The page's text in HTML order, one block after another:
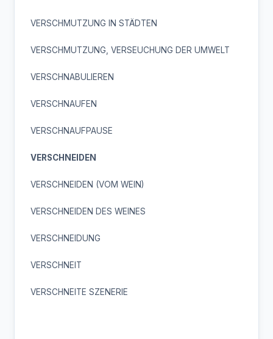
VERSCHMUTZUNG IN STÄDTEN
VERSCHMUTZUNG, VERSEUCHUNG DER UMWELT
VERSCHNABULIEREN
VERSCHNAUFEN
VERSCHNAUFPAUSE
VERSCHNEIDEN
VERSCHNEIDEN (VOM WEIN)
VERSCHNEIDEN DES WEINES
VERSCHNEIDUNG
VERSCHNEIT
VERSCHNEITE SZENERIE